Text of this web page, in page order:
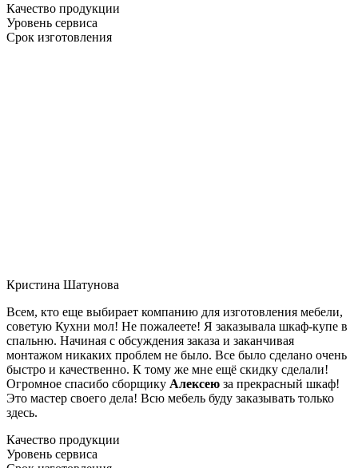
Качество продукции
Уровень сервиса
Срок изготовления
Кристина Шатунова
Всем, кто еще выбирает компанию для изготовления мебели,
советую Кухни мол! Не пожалеете! Я заказывала шкаф-купе в
спальню. Начиная с обсуждения заказа и заканчивая
монтажом никаких проблем не было. Все было сделано очень
быстро и качественно. К тому же мне ещё скидку сделали!
Огромное спасибо сборщику Алексею за прекрасный шкаф!
Это мастер своего дела! Всю мебель буду заказывать только
здесь.
Качество продукции
Уровень сервиса